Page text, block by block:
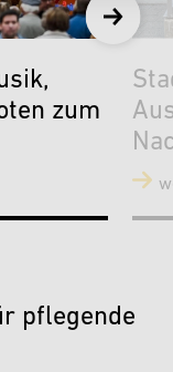
zum
pflegende